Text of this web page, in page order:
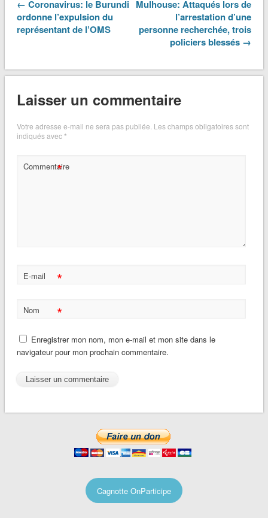
← Coronavirus: le Burundi
ordonne l’expulsion du
représentant de l’OMS
Mulhouse: Attaqués lors de
l’arrestation d’une
personne recherchée, trois
policiers blessés →
Laisser un commentaire
Votre adresse e-mail ne sera pas publiée. Les champs obligatoires sont
indiqués avec*
Commentaire
*
E-mail *
Nom *
Enregistrer mon nom, mon e-mail et mon site dans le
navigateur pour mon prochain commentaire.
Cagnotte OnParticipe